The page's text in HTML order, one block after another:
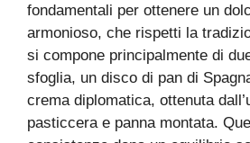
fondamentali per ottenere un
armonioso, che rispetti la
si compone principalmente di
sfoglia, un disco di pan di
crema diplomatica, ottenuta
pasticcera e panna montata.